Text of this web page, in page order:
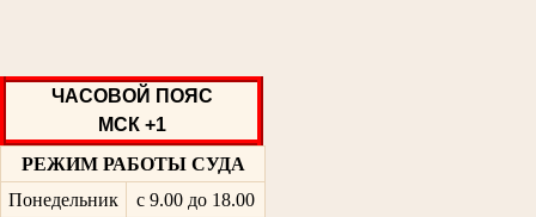
ЧАСОВОЙ ПОЯС
МСК +1
РЕЖИМ РАБОТЫ СУДА
Понедельник
с 9.00 до 18.00